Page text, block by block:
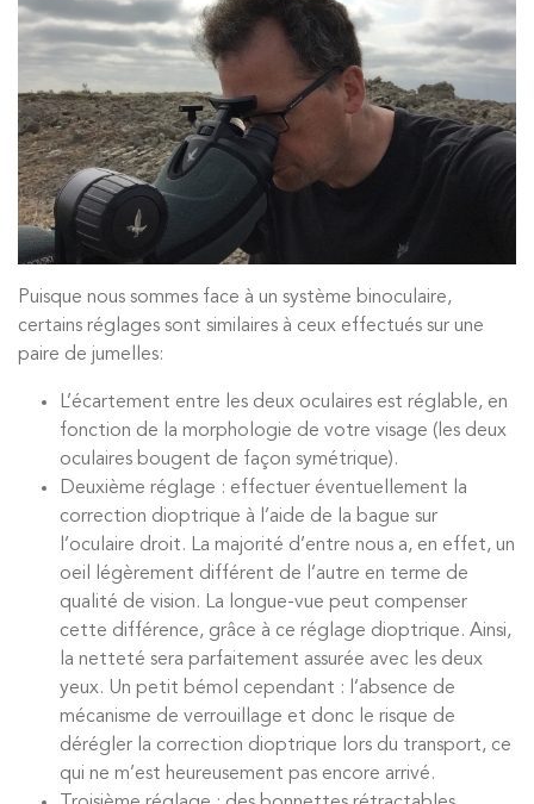
Puisque nous sommes face à un système binoculaire,
certains réglages sont similaires à ceux effectués sur une
paire de jumelles:
L’écartement entre les deux oculaires est réglable, en
fonction de la morphologie de votre visage (les deux
oculaires bougent de façon symétrique).
Deuxième réglage : effectuer éventuellement la
correction dioptrique à l’aide de la bague sur
l’oculaire droit. La majorité d’entre nous a, en effet, un
oeil légèrement différent de l’autre en terme de
qualité de vision. La longue-vue peut compenser
cette différence, grâce à ce réglage dioptrique. Ainsi,
la netteté sera parfaitement assurée avec les deux
yeux. Un petit bémol cependant : l’absence de
mécanisme de verrouillage et donc le risque de
dérégler la correction dioptrique lors du transport, ce
qui ne m’est heureusement pas encore arrivé.